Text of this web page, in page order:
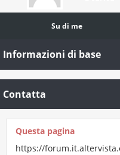
Su di me
Informazioni di base
Contatta
Questa pagina
https://